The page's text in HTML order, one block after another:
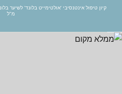
קיון טיפול אינטנסיבי 'אולטימייט בלונד' לשיער בלונדיני המשקם ומחזק את סיב השערה 500
מ"ל